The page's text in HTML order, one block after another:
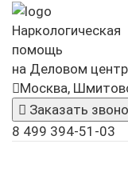
Наркологическая
помощь
на Деловом
Москва,
Заказать
8 499 394-51-03